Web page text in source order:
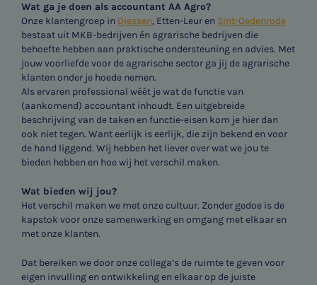
Wat ga je doen als accountant AA Agro?
Onze klantengroep in Diessen, Etten-Leur en Sint-Oedenrode
bestaat uit MKB-bedrijven én agrarische bedrijven die
behoefte hebben aan praktische ondersteuning en advies. Met
jouw voorliefde voor de agrarische sector ga jij de agrarische
klanten onder je hoede nemen.
Als ervaren professional wéét je wat de functie van
(aankomend) accountant inhoudt. Een uitgebreide
beschrijving van de taken en functie-eisen kom je hier dan
ook niet tegen. Want eerlijk is eerlijk, die zijn bekend en voor
de hand liggend. Wij hebben het liever over wat we jou te
bieden hebben en hoe wij het verschil maken.
Wat bieden wij jou?
Het verschil maken we met onze cultuur. Zonder gedoe is de
kapstok voor onze samenwerking en omgang met elkaar en
met onze klanten.
Dat bereiken we door onze collega’s de ruimte te geven voor
eigen invulling en ontwikkeling en elkaar op de juiste